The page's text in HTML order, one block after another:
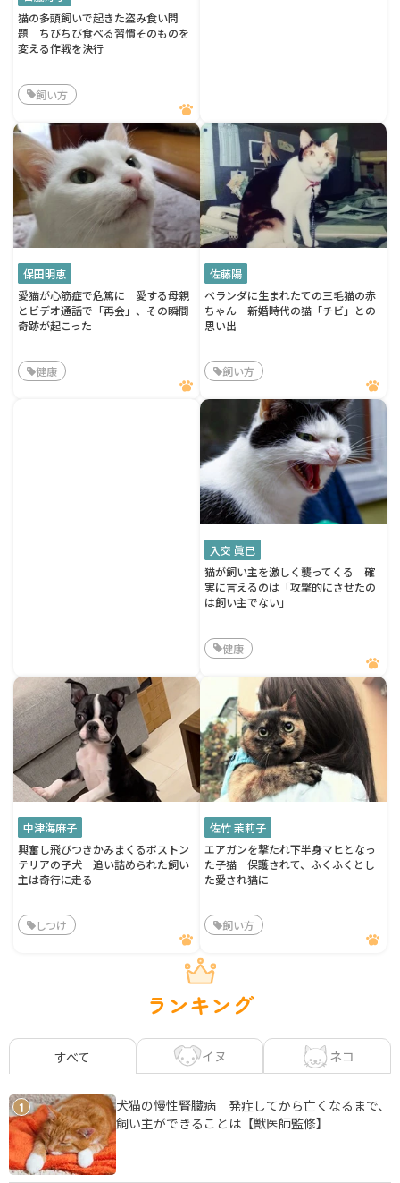
猫の多頭飼いで起きた盗み食い問
題 ちびちび食べる習慣そのものを
変える作戦を決行
飼い方
保田明恵
愛猫が心筋症で危篤に 愛する母親
とビデオ通話で「再会」、その瞬間
奇跡が起こった
健康
佐藤陽
ベランダに生まれたての三毛猫の赤
ちゃん 新婚時代の猫「チビ」との
思い出
飼い方
入交 眞巳
猫が飼い主を激しく襲ってくる 確
実に言えるのは「攻撃的にさせたの
は飼い主でない」
健康
中津海麻子
興奮し飛びつきかみまくるボストン
テリアの子犬 追い詰められた飼い
主は奇行に走る
しつけ
佐竹 茉莉子
エアガンを撃たれ下半身マヒとなっ
た子猫 保護されて、ふくふくとし
た愛され猫に
飼い方
ランキング
すべて イヌ ネコ
1
犬猫の慢性腎臓病 発症してから亡くなるまで、
飼い主ができることは【獣医師監修】